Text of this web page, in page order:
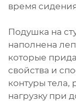
время
Подушка на
наполнена
которые
свойства и
контуры тела,
нагрузку при